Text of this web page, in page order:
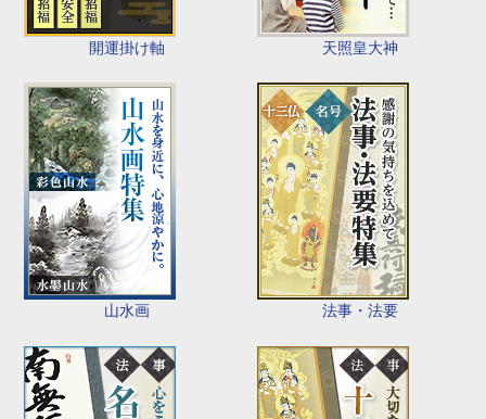
開運掛け軸 天照皇大神
山水画 法事・法要